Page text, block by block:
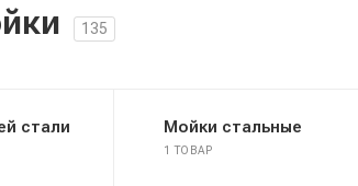
135
стали Мойки стальные
1 ТОВАР